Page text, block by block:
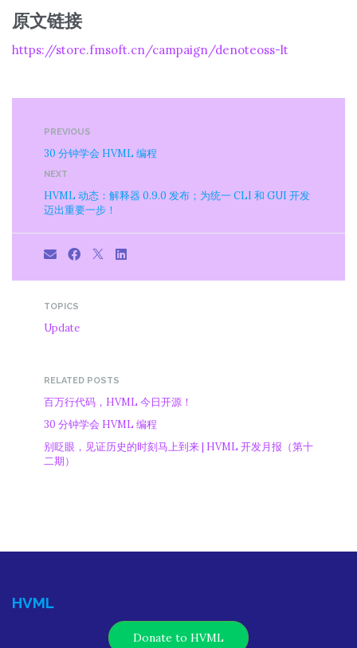
原文链接
https://store.fmsoft.cn/campaign/denoteoss-lt
PREVIOUS
30 分钟学会 HVML 编程
NEXT
HVML 动态：解释器 0.9.0 发布；为统一 CLI 和 GUI 开发
迈出重要一步！
TOPICS
Update
RELATED POSTS
百万行代码，HVML 今日开源！
30 分钟学会 HVML 编程
别眨眼，见证历史的时刻马上到来 | HVML 开发月报（第十
二期）
HVML
Donate to HVML